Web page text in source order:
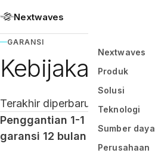
Nextwaves
Nextwaves
Produk
Solusi
Teknologi
Sumber daya
Perusahaan
GARANSI
Kebijakan
Terakhir diperbarui: Mei 2026
Penggantian 1-1 untuk
garansi 12 bulan